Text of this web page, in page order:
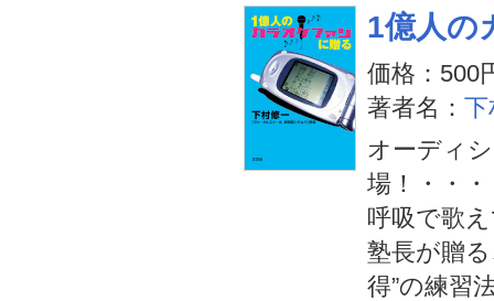
1億人の
価格：500
著者名： 下
オーディ
場！・・
呼吸で歌
塾長が贈
得”の練習